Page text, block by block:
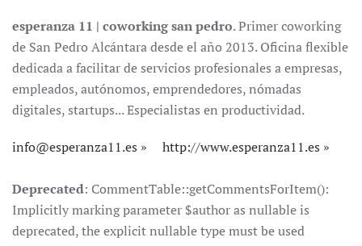
esperanza 11 | coworking san pedro. Primer coworking
de San Pedro Alcántara desde el año 2013. Oficina flexible
dedicada a facilitar de servicios profesionales a empresas,
empleados, autónomos, emprendedores, nómadas
digitales, startups... Especialistas en productividad.
info@esperanza11.es http://www.esperanza11.es
Deprecated: CommentTable::getCommentsForItem():
Implicitly marking parameter $author as nullable is
deprecated, the explicit nullable type must be used